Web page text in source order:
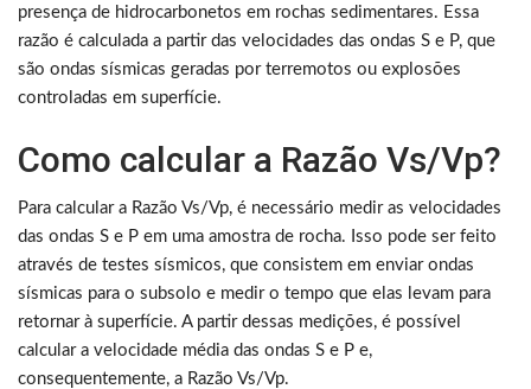
presença de hidrocarbonetos em rochas sedimentares. Essa
razão é calculada a partir das velocidades das ondas S e P, que
são ondas sísmicas geradas por terremotos ou explosões
controladas em superfície.
Como calcular a Razão Vs/Vp?
Para calcular a Razão Vs/Vp, é necessário medir as velocidades
das ondas S e P em uma amostra de rocha. Isso pode ser feito
através de testes sísmicos, que consistem em enviar ondas
sísmicas para o subsolo e medir o tempo que elas levam para
retornar à superfície. A partir dessas medições, é possível
calcular a velocidade média das ondas S e P e,
consequentemente, a Razão Vs/Vp.